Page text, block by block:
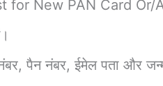
for New PAN Card
पैन नंबर, ईमेल पता और